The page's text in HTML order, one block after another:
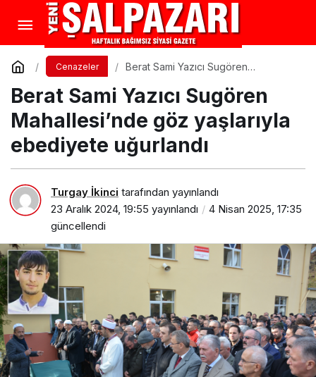
Cenazeler
Berat Sami Yazıcı Sugören
ebediyete uğurlandı
Berat Sami Yazıcı Sugören
Mahallesi’nde göz yaşlarıyla
ebediyete uğurlandı
Turgay İkinci tarafından yayınlandı
23 Aralık 2024, 19:55 yayınlandı
4 Nisan 2025, 17:35
güncellendi